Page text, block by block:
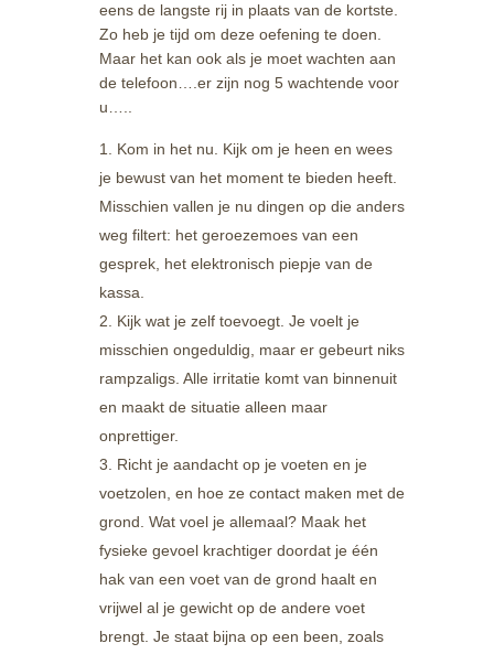
eens de langste rij in plaats van de kortste.
Zo heb je tijd om deze oefening te doen.
Maar het kan ook als je moet wachten aan
de telefoon….er zijn nog 5 wachtende voor
u…..
Kom in het nu. Kijk om je heen en wees
je bewust van het moment te bieden heeft.
Misschien vallen je nu dingen op die anders
weg filtert: het geroezemoes van een
gesprek, het elektronisch piepje van de
kassa.
Kijk wat je zelf toevoegt. Je voelt je
misschien ongeduldig, maar er gebeurt niks
rampzaligs. Alle irritatie komt van binnenuit
en maakt de situatie alleen maar
onprettiger.
Richt je aandacht op je voeten en je
voetzolen, en hoe ze contact maken met de
grond. Wat voel je allemaal? Maak het
fysieke gevoel krachtiger doordat je één
hak van een voet van de grond haalt en
vrijwel al je gewicht op de andere voet
brengt. Je staat bijna op een been, zoals